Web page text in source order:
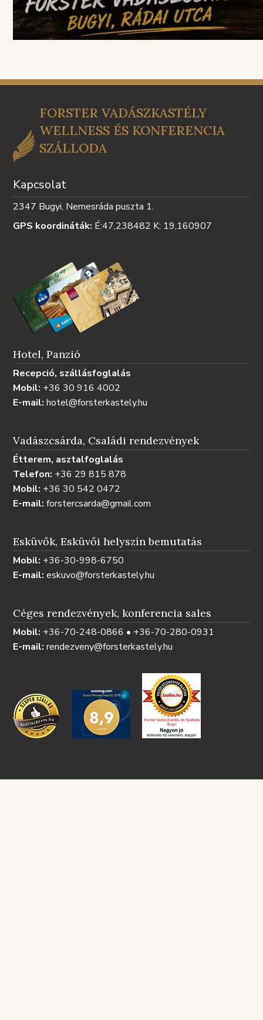
FORSTER VADÁSZKASTÉLY
WELLNESS ÉS KONFERENCIA
SZÁLLODA
Kapcsolat
2347 Bugyi, Nemesráda puszta 1.
GPS koordináták: É:47,238482 K: 19,160907
Hotel, Panzió
Recepció, szállásfoglalás
Mobil: +36 30 916 4002
E-mail: hotel@forsterkastely.hu
Vadászcsárda, Családi rendezvények
Étterem, asztalfoglalás
Telefon: +36 29 815 878
Mobil: +36 30 542 0472
E-mail: forstercsarda@gmail.com
Esküvők, Esküvői helyszín bemutatás
Mobil: +36-30-998-6750
E-mail: eskuvo@forsterkastely.hu
Céges rendezvények, konferencia sales
Mobil: +36-70-248-0866 • +36-70-280-0931
E-mail:rendezveny@forsterkastely.hu